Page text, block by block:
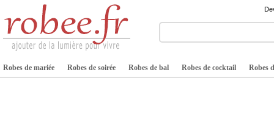
Robes de mariée Robes de soirée Robes de bal Robes de cocktail Robes